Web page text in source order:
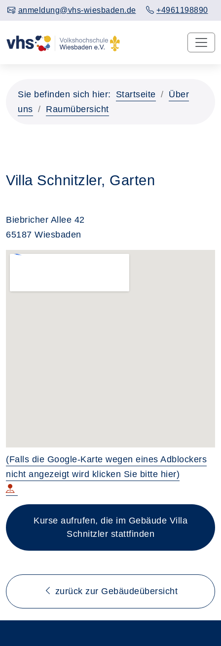
anmeldung@vhs-wiesbaden.de +4961198890
Sie befinden sich hier: Startseite
Über
uns
Raumübersicht
Villa Schnitzler, Garten
Biebricher Allee 42
65187 Wiesbaden
(Falls die Google-Karte wegen eines Adblockers
nicht angezeigt wird klicken Sie bitte hier)
Kurse aufrufen, die im Gebäude Villa
Schnitzler stattfinden
zurück zur Gebäudeübersicht